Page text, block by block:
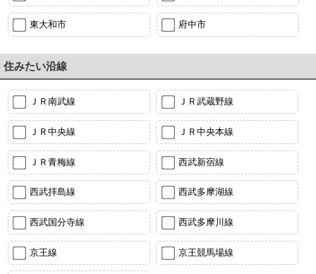
東大和市 府中市
住みたい沿線
ＪＲ南武線 ＪＲ武蔵野線
ＪＲ中央線 ＪＲ中央本線
ＪＲ青梅線 西武新宿線
西武拝島線 西武多摩湖線
西武国分寺線 西武多摩川線
京王線 京王競馬場線